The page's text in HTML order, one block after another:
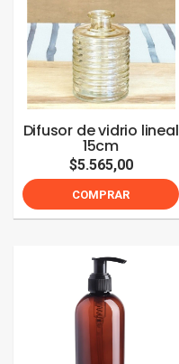
Difusor de vidrio lineal
15cm
$5.565,00
COMPRAR